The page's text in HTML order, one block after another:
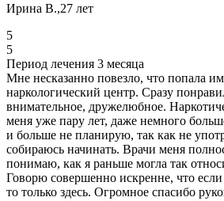
Ирина В.,27 лет
5
5
Период лечения 3 месяца
Мне несказанно повезло, что попала
наркологический центр. Сразу
внимательное, дружелюбное.
меня уже пару лет, даже немного
и больше не планирую, так как не
собираюсь начинать. Врачи меня
понимаю, как я раньше могла так
Говорю совершенно искренне, что если
то только здесь. Огромное спасибо